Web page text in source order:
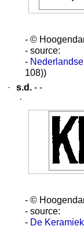
- ©
- source:
-
108))
·
s.d. - -
·
- ©
- source:
- De